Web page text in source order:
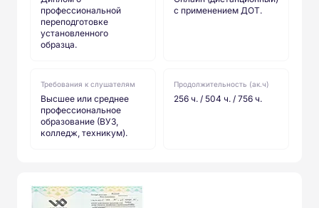
профессиональной
переподготовке
установленного
образца.
с применением ДОТ.
Требования к слушателям
Высшее или среднее
профессиональное
образование (ВУЗ,
колледж, техникум).
Продолжительность (ак.ч)
256 ч. / 504 ч. / 756 ч.